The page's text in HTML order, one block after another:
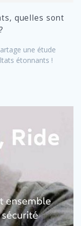
quelles sont
une étude
étonnants !